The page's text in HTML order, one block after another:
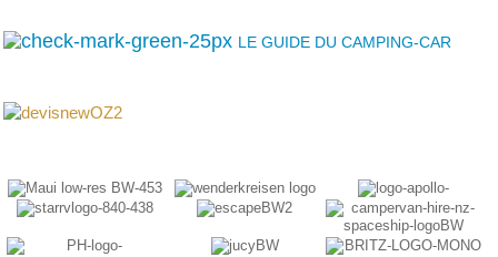
LE GUIDE DU CAMPING-CAR